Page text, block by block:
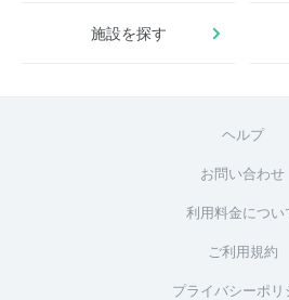
施設を探す
ヘルプ
お問い合わせ
利用料金につい
ご利用規約
プライバシーポリ